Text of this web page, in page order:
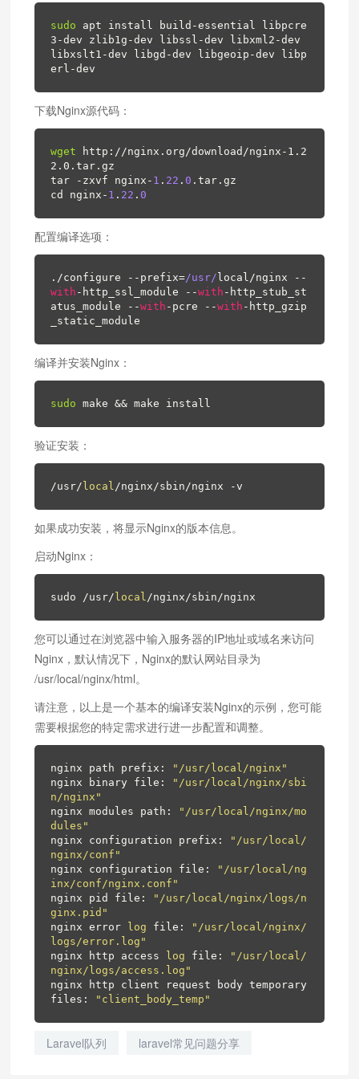
sudo apt install build-essential libpcre
3-dev zlib1g-dev libssl-dev libxml2-dev
libxslt1-dev libgd-dev libgeoip-dev libp
erl-dev
下载Nginx源代码：
wget
http://nginx.org/download/nginx-1.2
2.0.tar.gz
tar -zxvf nginx- 1 . 22 .0 .tar.gz
cd nginx- 1 . 22 .0
配置编译选项：
./configure --prefix=/usr/ local/nginx --
with -http_ssl_module --with -http_stub_st
atus_module --with -pcre --with -http_gzip
_static_module
编译并安装Nginx：
sudo make && make install
验证安装：
/usr/ local/nginx/sbin/nginx -v
如果成功安装，将显示Nginx的版本信息。
启动Nginx：
sudo /usr/ local/nginx/sbin/nginx
您可以通过在浏览器中输入服务器的IP地址或域名来访问
Nginx，默认情况下，Nginx的默认网站目录为
/usr/local/nginx/html。
请注意，以上是一个基本的编译安装Nginx的示例，您可能
需要根据您的特定需求进行进一步配置和调整。
nginx path prefix:
"/usr/local/nginx"
nginx binary file:
"/usr/local/nginx/sbi
n/nginx"
nginx modules path:
"/usr/local/nginx/mo
dules"
nginx configuration prefix:
"/usr/local/
nginx/conf"
nginx configuration file:
"/usr/local/ng
inx/conf/nginx.conf"
nginx pid file:
"/usr/local/nginx/logs/n
ginx.pid"
nginx error
log file:
"/usr/local/nginx/
logs/error.log"
nginx http access
log file:
"/usr/local/
nginx/logs/access.log"
nginx http client request body temporary
files:
"client_body_temp"
Laravel队列 laravel常见问题分享